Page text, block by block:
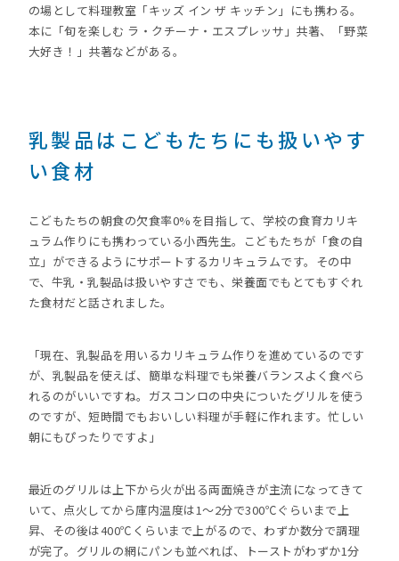
の場として料理教室「キッズ イン ザ キッチン」にも携わる。
本に「旬を楽しむ ラ・クチーナ・エスプレッサ」共著、「野菜
大好き！」共著などがある。
乳製品はこどもたちにも扱いやす
い食材
こどもたちの朝食の欠食率0%を目指して、学校の食育カリキ
ュラム作りにも携わっている小西先生。こどもたちが「食の自
立」ができるようにサポートするカリキュラムです。その中
で、牛乳・乳製品は扱いやすさでも、栄養面でもとてもすぐれ
た食材だと話されました。
「現在、乳製品を用いるカリキュラム作りを進めているのです
が、乳製品を使えば、簡単な料理でも栄養バランスよく食べら
れるのがいいですね。ガスコンロの中央についたグリルを使う
のですが、短時間でもおいしい料理が手軽に作れます。忙しい
朝にもぴったりですよ」
最近のグリルは上下から火が出る両面焼きが主流になってきて
いて、点火してから庫内温度は1～2分で300℃ぐらいまで上
昇、その後は400℃くらいまで上がるので、わずか数分で調理
が完了。グリルの網にパンも並べれば、トーストがわずか1分